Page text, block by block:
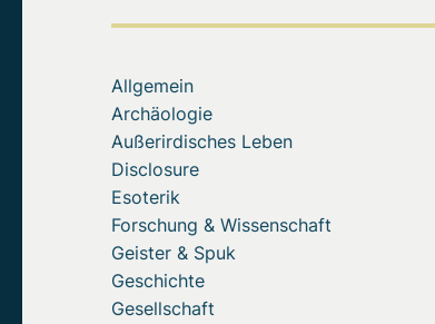
Allgemein
Archäologie
Außerirdisches Leben
Disclosure
Esoterik
Forschung & Wissenschaft
Geister & Spuk
Geschichte
Gesellschaft